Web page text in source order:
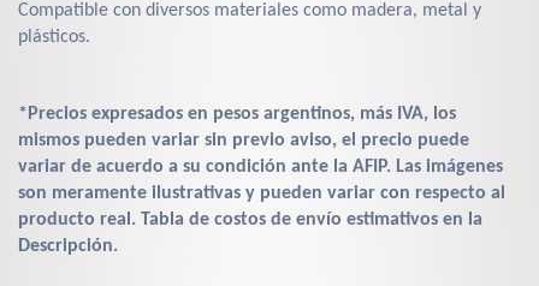
Compatible con diversos materiales como madera, metal y
plásticos.
*Precios expresados en pesos argentinos, más IVA, los
mismos pueden variar sin previo aviso, el precio puede
variar de acuerdo a su condición ante la AFIP. Las imágenes
son meramente ilustrativas y pueden variar con respecto al
producto real. Tabla de costos de envío estimativos en la
Descripción.